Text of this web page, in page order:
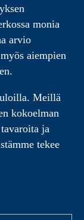
monia
arvio
aiempien
Meillä
kokoelman
ja
tekee